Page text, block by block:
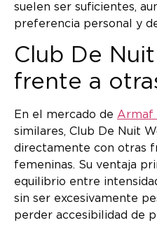
suelen ser suficientes,
preferencia personal y
Club De
frente a
En el mercado de Armaf
similares, Club De Nuit
directamente con otras
femeninas. Su ventaja
equilibrio entre
sin ser excesivamente
perder accesibilidad de